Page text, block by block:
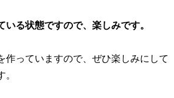
る状態ですので、楽しみです。
作っていますので、ぜひ楽しみにして